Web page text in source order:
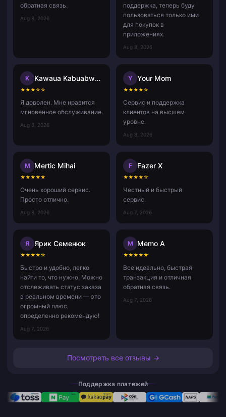
обратная связь.
Aug 8, 2026
поддержка, теперь буду
пользоваться только ими
для покупок в
приложениях.
Aug 8, 2026
K Kawaua Kabuabwai Taatua
★★★☆☆
Я доволен. Мне нравится
мгновенное обслуживание.
Aug 8, 2026
Y Your Mom
★★★★☆
Сервис и поддержка
клиентов на высшем
уровне.
Aug 8, 2026
M Mertic Mihai
★★★★★
Очень хороший сервис.
Просто отлично.
Aug 8, 2026
F Fazer X
★★★★☆
Честный и быстрый
сервис.
Aug 7, 2026
Я Ярик Семенюк
★★★★☆
Быстро и удобно, легко
найти то, что нужно. Можно
отслеживать статус заказа
в реальном времени — это
огромный плюс,
определенно рекомендую!
Aug 7, 2026
M Memo A
★★★★★
Все идеально, быстрая
транзакция и отличная
обратная связь.
Aug 7, 2026
Посмотреть все отзывы →
Поддержка платежей